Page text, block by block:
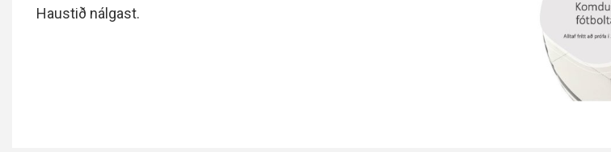
Haustið nálgast.